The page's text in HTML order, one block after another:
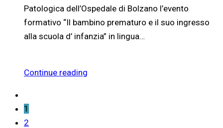
Patologica dell’Ospedale di Bolzano l’evento
formativo “Il bambino prematuro e il suo ingresso
alla scuola d’ infanzia” in lingua…
Continue reading
1
2